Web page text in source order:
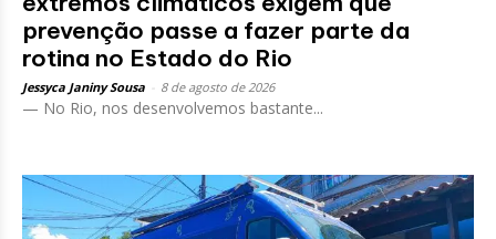
prevenção passe a fazer parte da
rotina no Estado do Rio
Jessyca Janiny Sousa 8 de agosto de 2026
— No Rio, nos desenvolvemos bastante...